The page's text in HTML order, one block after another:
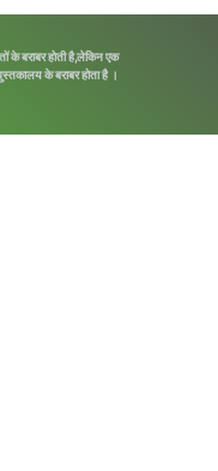
के बराबर होती है,लेकिन एक
के बराबर होता है ।